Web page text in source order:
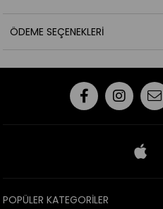
ÖDEME SEÇENEKLERI
POPÜLER KATEGORİLER